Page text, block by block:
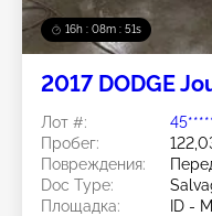
16h : 08m : 48s
2017 DODGE
Лот #:
Пробег:
Повреждения:
Doc Type:
Площадка:
ID -